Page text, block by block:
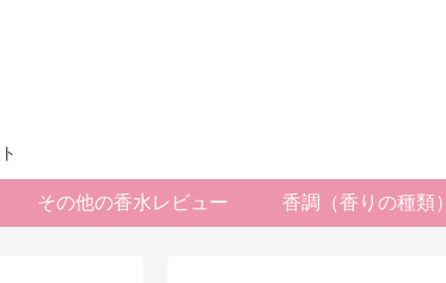
その他の香水レビュー 香調（香りの種類）